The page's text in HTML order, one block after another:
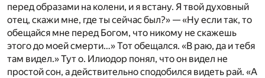
перед образами на колени, и я встану. Я твой духовный
отец, скажи мне, где ты сейчас был?» — «Ну если так, то
обещайся мне перед Богом, что никому не скажешь
этого до моей смерти…» Тот обещался. «В раю, да и тебя
там видел.» Тут о. Илиодор понял, что он видел не
простой сон, а действительно сподобился видеть рай. «А